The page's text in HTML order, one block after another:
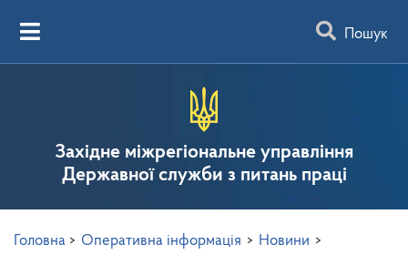
Пошук
Західне міжрегіональне управління
Державної служби з питань праці
Головна > Оперативна інформація > Новини >